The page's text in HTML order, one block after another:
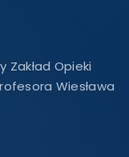
Zakład Opieki
Wiesława